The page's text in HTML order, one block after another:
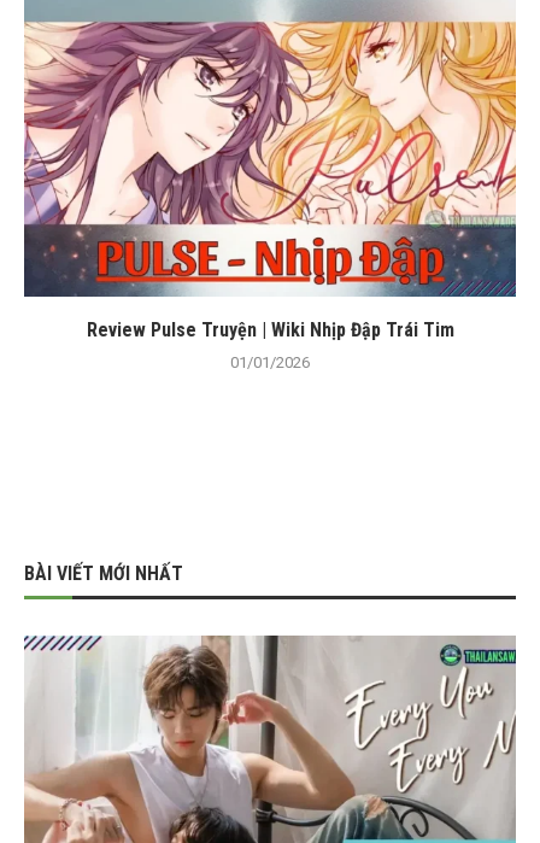
Review Pulse Truyện | Wiki Nhịp Đập Trái Tim
01/01/2026
BÀI VIẾT MỚI NHẤT